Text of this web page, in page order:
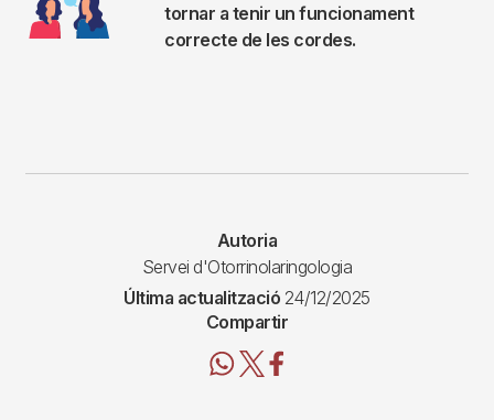
tornar a tenir un funcionament
correcte de les cordes.
Autoria
Servei d'Otorrinolaringologia
Última actualització 24/12/2025
Compartir